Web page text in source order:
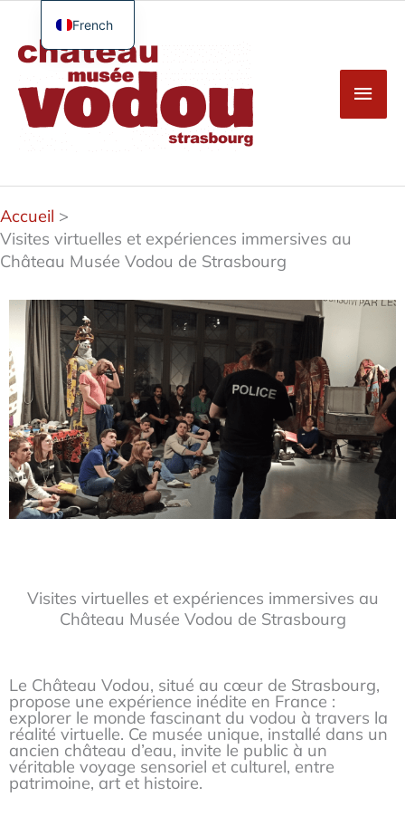
Aller
contenu
Accueil
Visites virtuelles et expériences immersives au
Château Musée Vodou de Strasbourg
Visites virtuelles et expériences immersives au
Château Musée Vodou de Strasbourg
Le Château Vodou, situé au cœur de Strasbourg,
propose une expérience inédite en France :
explorer le monde fascinant du vodou à travers la
réalité virtuelle. Ce musée unique, installé dans un
ancien château d’eau, invite le public à un
véritable voyage sensoriel et culturel, entre
patrimoine, art et histoire.
French
English
German
Spanish